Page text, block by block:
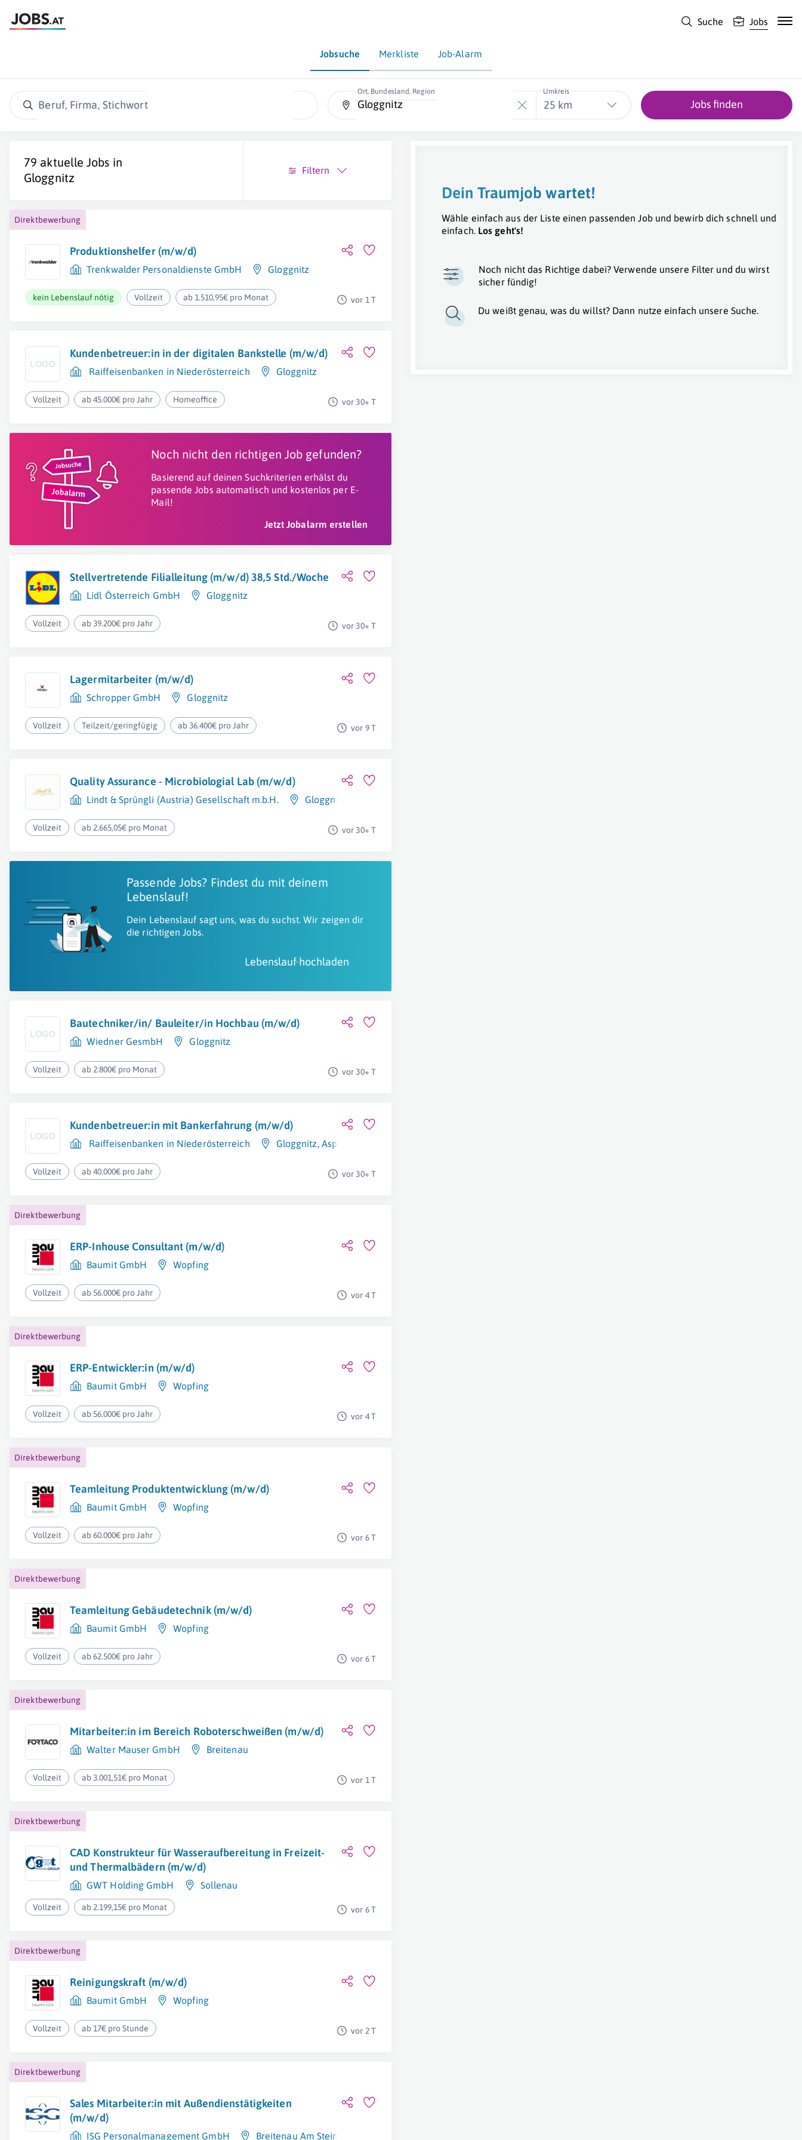
Suche Jobs
Jobsuche Merkliste Job-Alarm
Beruf, Firma, Stichwort
Ort, Bundesland, Region Umkreis
25 km Jobs finden
79 aktuelle Jobs in
Gloggnitz
Filtern
Direktbewerbung
Produktionshelfer (m/w/d)
Trenkwalder Personaldienste GmbH Gloggnitz
kein Lebenslauf nötig Vollzeit ab 1.510,95€ pro Monat vor 1 T
Kundenbetreuer:in in der digitalen Bankstelle (m/w/d)
Raiffeisenbanken in Niederösterreich Gloggnitz
Vollzeit ab 45.000€ pro Jahr Homeoffice vor 30+ T
Noch nicht den richtigen Job gefunden?
Basierend auf deinen Suchkriterien erhälst du
passende Jobs automatisch und kostenlos per E-
Mail!
Jetzt Jobalarm erstellen
Stellvertretende Filialleitung (m/w/d) 38,5 Std./Woche
Lidl Österreich GmbH Gloggnitz
Vollzeit ab 39.200€ pro Jahr vor 30+ T
Lagermitarbeiter (m/w/d)
Schropper GmbH Gloggnitz
Vollzeit Teilzeit/geringfügig ab 36.400€ pro Jahr vor 9 T
Quality Assurance - Microbiologial Lab (m/w/d)
Lindt & Sprüngli (Austria) Gesellschaft m.b.H. Gloggnitz
Vollzeit ab 2.665,05€ pro Monat vor 30+ T
Passende Jobs? Findest du mit deinem
Lebenslauf!
Dein Lebenslauf sagt uns, was du suchst. Wir zeigen dir
die richtigen Jobs.
Lebenslauf hochladen
Bautechniker/in/ Bauleiter/in Hochbau (m/w/d)
Wiedner GesmbH Gloggnitz
Vollzeit ab 2.800€ pro Monat vor 30+ T
Kundenbetreuer:in mit Bankerfahrung (m/w/d)
Raiffeisenbanken in Niederösterreich Gloggnitz, Aspang
Vollzeit ab 40.000€ pro Jahr vor 30+ T
Direktbewerbung
ERP-Inhouse Consultant (m/w/d)
Baumit GmbH Wopfing
Vollzeit ab 56.000€ pro Jahr vor 4 T
Direktbewerbung
ERP-Entwickler:in (m/w/d)
Baumit GmbH Wopfing
Vollzeit ab 56.000€ pro Jahr vor 4 T
Direktbewerbung
Teamleitung Produktentwicklung (m/w/d)
Baumit GmbH Wopfing
Vollzeit ab 60.000€ pro Jahr vor 6 T
Direktbewerbung
Teamleitung Gebäudetechnik (m/w/d)
Baumit GmbH Wopfing
Vollzeit ab 62.500€ pro Jahr vor 6 T
Direktbewerbung
Mitarbeiter:in im Bereich Roboterschweißen (m/w/d)
Walter Mauser GmbH Breitenau
Vollzeit ab 3.001,51€ pro Monat vor 1 T
Direktbewerbung
CAD Konstrukteur für Wasseraufbereitung in Freizeit-
und Thermalbädern (m/w/d)
GWT Holding GmbH Sollenau
Vollzeit ab 2.199,15€ pro Monat vor 6 T
Direktbewerbung
Reinigungskraft (m/w/d)
Baumit GmbH Wopfing
Vollzeit ab 17€ pro Stunde vor 2 T
Direktbewerbung
Sales Mitarbeiter:in mit Außendienstätigkeiten
(m/w/d)
ISG Personalmanagement GmbH Breitenau Am Steinfelde
Dein Traumjob wartet!
Wähle einfach aus der Liste einen passenden Job und bewirb dich schnell und
einfach. Los geht's!
Noch nicht das Richtige dabei? Verwende unsere Filter und du wirst
sicher fündig!
Du weißt genau, was du willst? Dann nutze einfach unsere Suche.